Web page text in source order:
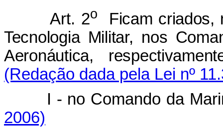
Art. 2o
Ficam criados,
Tecnologia Militar, nos
Aeronáutica,
(Redação dada pela Lei nº
I - no Comando da
2006)